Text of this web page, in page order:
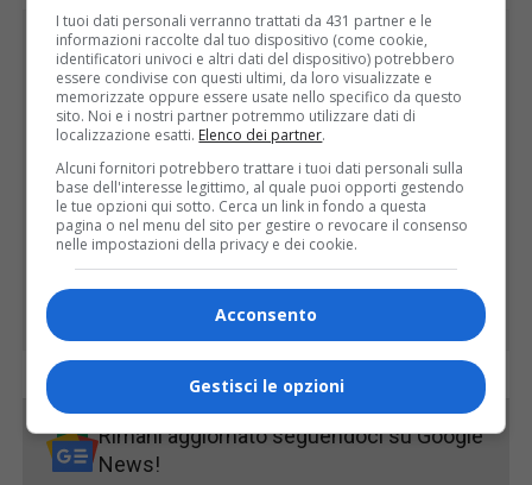
Rimani aggiornato seguendoci su Google
News!
I tuoi dati personali verranno trattati da 431 partner e le
informazioni raccolte dal tuo dispositivo (come cookie,
identificatori univoci e altri dati del dispositivo) potrebbero
essere condivise con questi ultimi, da loro visualizzate e
memorizzate oppure essere usate nello specifico da questo
sito. Noi e i nostri partner potremmo utilizzare dati di
localizzazione esatti. Elenco dei partner.
Alcuni fornitori potrebbero trattare i tuoi dati personali sulla
base dell'interesse legittimo, al quale puoi opporti gestendo
le tue opzioni qui sotto. Cerca un link in fondo a questa
pagina o nel menu del sito per gestire o revocare il consenso
nelle impostazioni della privacy e dei cookie.
Acconsento
Gestisci le opzioni